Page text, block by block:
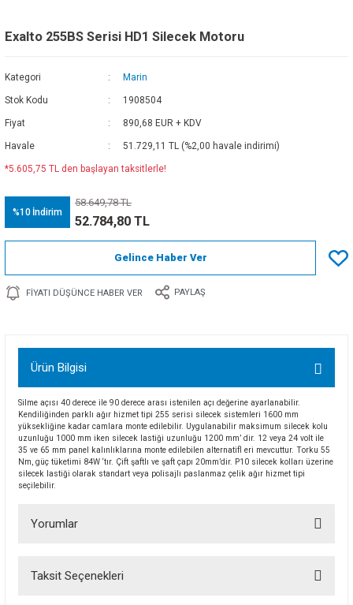
Exalto 255BS Serisi HD1 Silecek Motoru
Kategori Marin
Stok Kodu 1908504
Fiyat 890,68 EUR + KDV
Havale 51.729,11 TL (%2,00 havale indirimi)
*5.605,75 TL den başlayan taksitlerle!
%10 İndirim
58.649,78 TL
52.784,80 TL
Gelince Haber Ver
FIYATI DÜŞÜNCE HABER VER PAYLAŞ
Ürün Bilgisi
Silme açısı 40 derece ile 90 derece arası istenilen açı değerine ayarlanabilir.
Kendiliğinden parklı ağır hizmet tipi 255 serisi silecek sistemleri 1600 mm
yüksekliğine kadar camlara monte edilebilir. Uygulanabilir maksimum silecek kolu
uzunluğu 1000 mm iken silecek lastiği uzunluğu 1200 mm’ dir. 12 veya 24 volt ile
35 ve 65 mm panel kalınlıklarına monte edilebilen alternatifl eri mevcuttur. Torku 55
Nm, güç tüketimi 84W ‘tır. Çift şaftlı ve şaft çapı 20mm’dir. P10 silecek kolları üzerine
silecek lastiği olarak standart veya polisajlı paslanmaz çelik ağır hizmet tipi
seçilebilir.
Yorumlar
Taksit Seçenekleri